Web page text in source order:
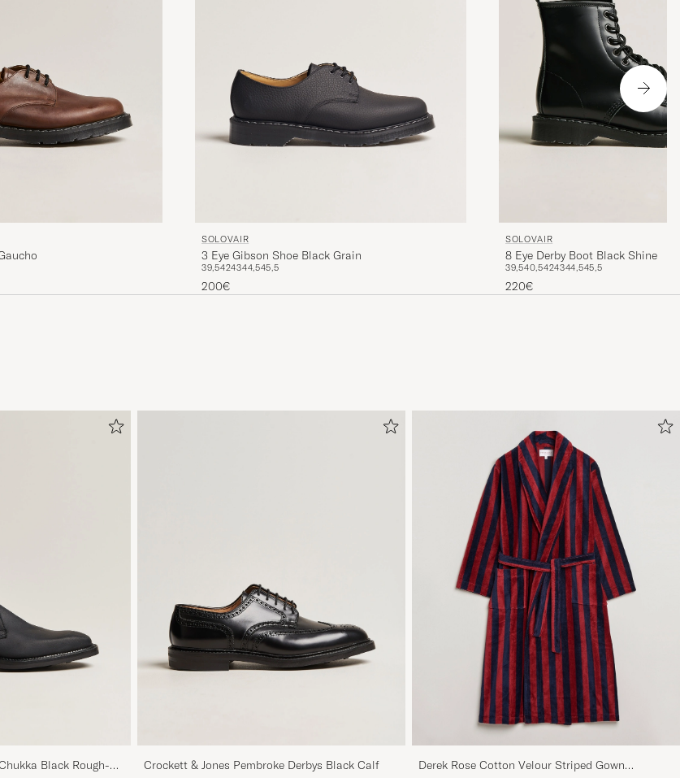
SOLOVAIR
3 Eye Gibson Shoe Black Grain
39,5424344,545,5
200€
SOLOVAIR
8 Eye Derby Boot Black Shine
39,540,5424344,545,5
220€
Black Rough-
Crockett & Jones Pembroke Derbys Black Calf
Derek Rose Cotton Velour Striped Gown